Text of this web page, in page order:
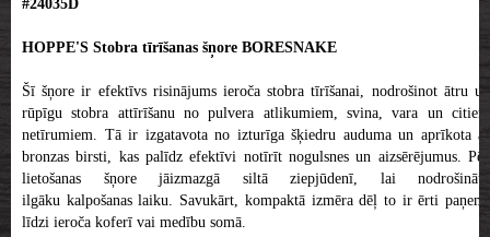
#24035D
HOPPE'S Stobra tīrīšanas šņore BORESNAKE
Šī šņore ir efektīvs risinājums ieroča stobra tīrīšanai, nodrošinot ātru un
rūpīgu stobra attīrīšanu no pulvera atlikumiem, svina, vara un citiem
netīrumiem. Tā ir izgatavota no izturīga šķiedru auduma un aprīkota ar
bronzas birsti, kas palīdz efektīvi notīrīt nogulsnes un aizsērējumus. Pēc
lietošanas šņore jāizmazgā siltā ziepjūdenī, lai nodrošinātu
ilgāku kalpošanas laiku. Savukārt, kompaktā izmēra dēļ to ir ērti paņemt
līdzi ieroča koferī vai medību somā.